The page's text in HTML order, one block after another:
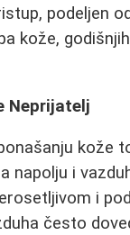
podeljen
kože,
Neprijatelj
kože
napolju i
i
često